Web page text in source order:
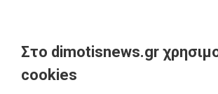
Στο dimotisnews.gr
cookies
AΡΧΙΚΗ